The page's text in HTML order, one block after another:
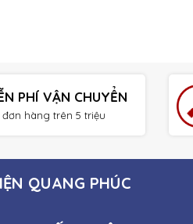
PHÍ VẬN CHUYỂN
đơn hàng trên 5 triệu
QUANG PHÚC